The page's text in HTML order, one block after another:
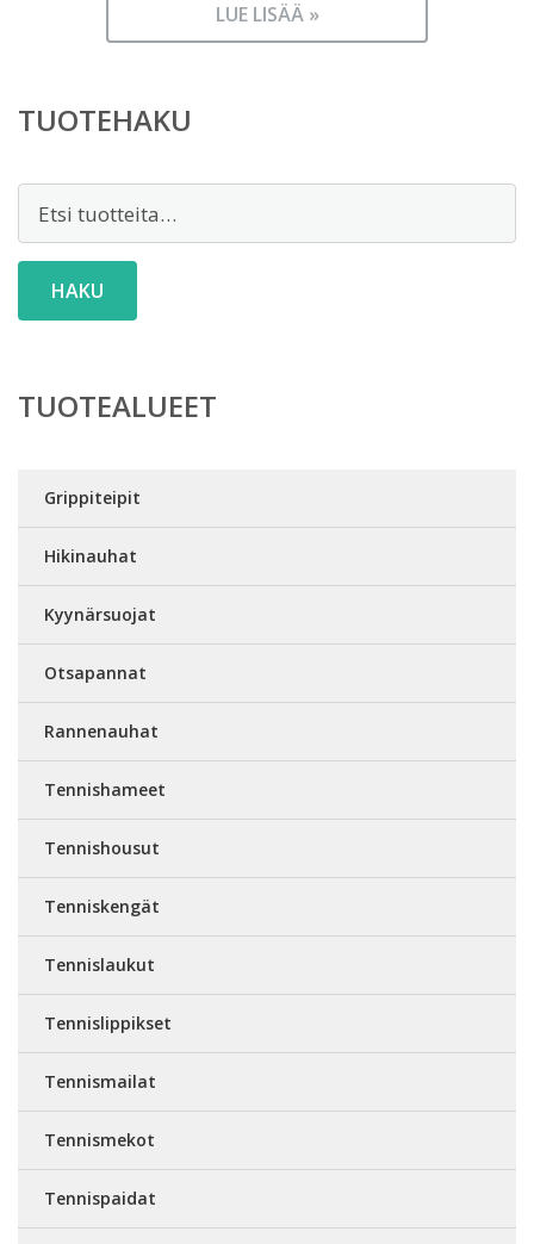
LUE LISÄÄ »
TUOTEHAKU
HAKU
TUOTEALUEET
Grippiteipit
Hikinauhat
Kyynärsuojat
Otsapannat
Rannenauhat
Tennishameet
Tennishousut
Tenniskengät
Tennislaukut
Tennislippikset
Tennismailat
Tennismekot
Tennispaidat